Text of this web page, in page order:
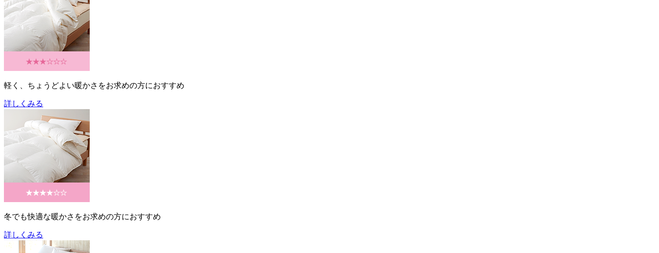
軽く、ちょうどよい暖かさをお求めの方におすすめ
詳しくみる
冬でも快適な暖かさをお求めの方におすすめ
詳しくみる